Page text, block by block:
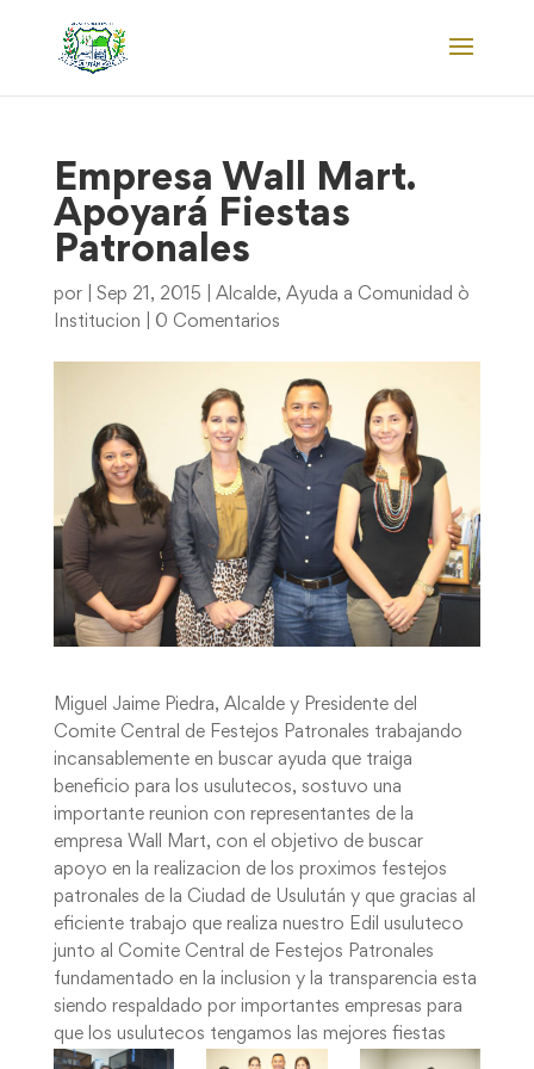
Empresa Wall Mart.
Apoyará Fiestas
Patronales
por Sep 21, 2015 Alcalde, Ayuda a Comunidad ò
Institucion
0 Comentarios
Miguel Jaime Piedra, Alcalde y Presidente del
Comite Central de Festejos Patronales trabajando
incansablemente en buscar ayuda que traiga
beneficio para los usulutecos, sostuvo una
importante reunion con representantes de la
empresa Wall Mart, con el objetivo de buscar
apoyo en la realizacion de los proximos festejos
patronales de la Ciudad de Usulután y que gracias al
eficiente trabajo que realiza nuestro Edil usuluteco
junto al Comite Central de Festejos Patronales
fundamentado en la inclusion y la transparencia esta
siendo respaldado por importantes empresas para
que los usulutecos tengamos las mejores fiestas